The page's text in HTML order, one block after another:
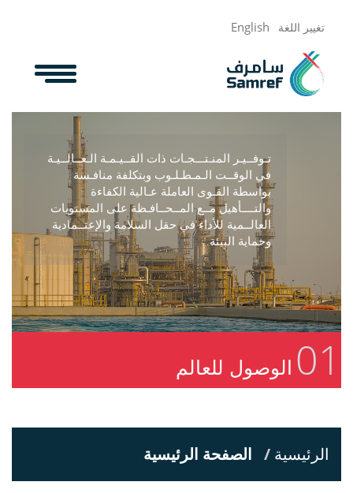
تغيير اللغة
English
تـوفــيـر المنـتـــجـات ذات القــيـمـة الـعــالــيـة
في الوقــت الـمـطـلـوب وبتكلفة منافـسة
بواسطة القـوى العاملة عـالية الكفاءة
والتــــأهيل مــع المــحــافـظة على المستويات
العالــمية للأداء في حقل السلامة والإعتــمادية
وحماية البيئة.
01 الوصول للعالم
الرئيسية الصفحة الرئيسية